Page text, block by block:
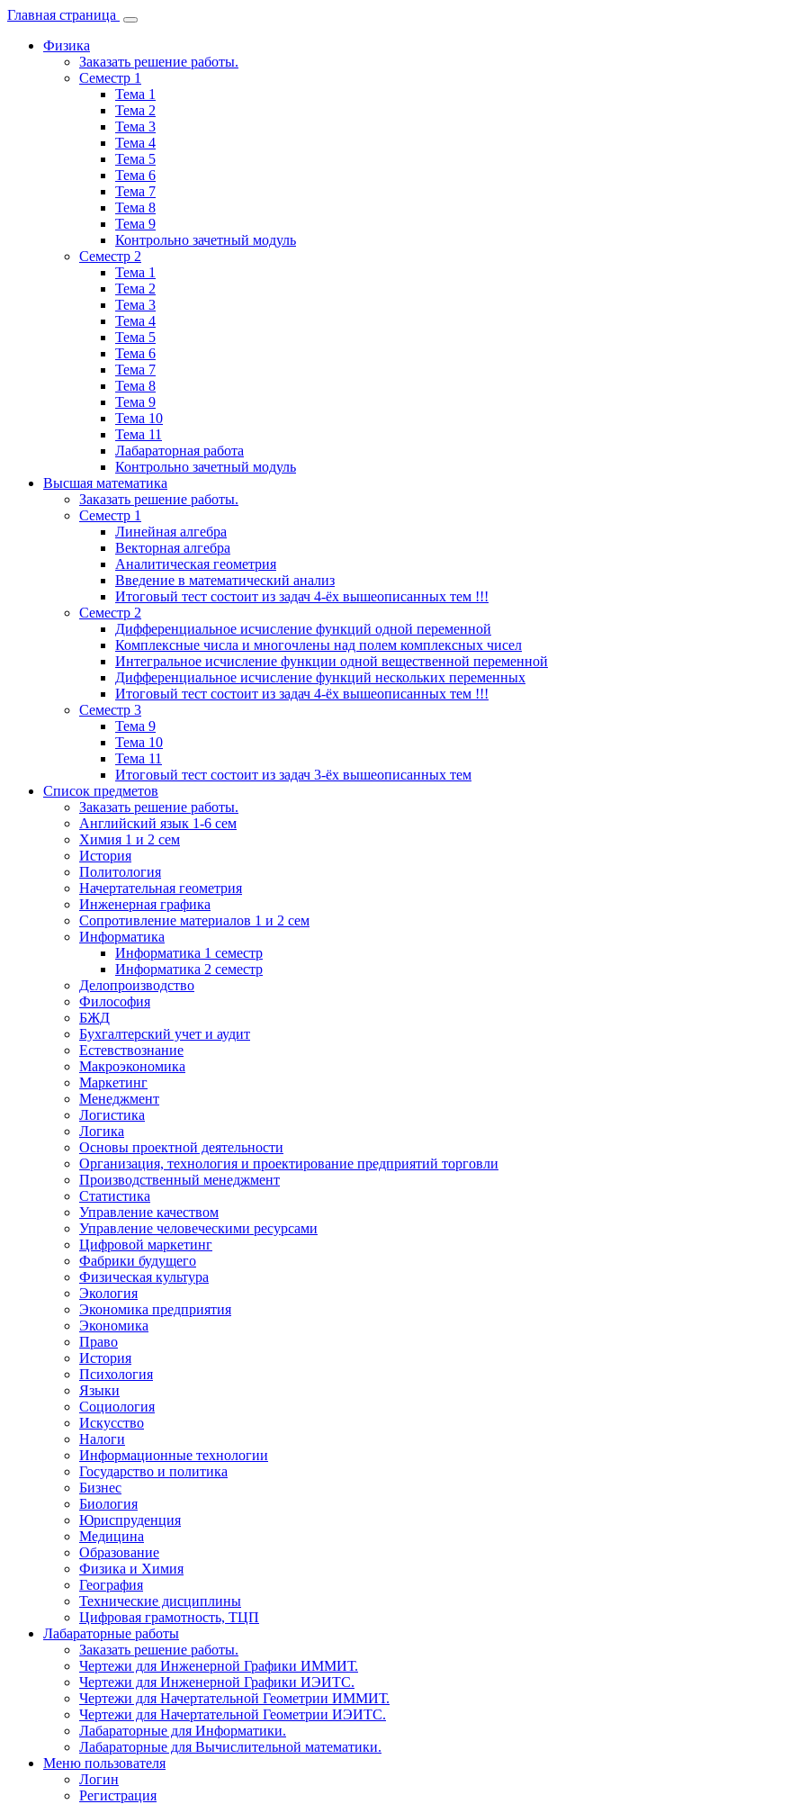
Главная страница
Физика
Заказать решение работы.
Семестр 1
Тема 1
Тема 2
Тема 3
Тема 4
Тема 5
Тема 6
Тема 7
Тема 8
Тема 9
Контрольно зачетный модуль
Семестр 2
Тема 1
Тема 2
Тема 3
Тема 4
Тема 5
Тема 6
Тема 7
Тема 8
Тема 9
Тема 10
Тема 11
Лабараторная работа
Контрольно зачетный модуль
Высшая математика
Заказать решение работы.
Семестр 1
Линейная алгебра
Векторная алгебра
Аналитическая геометрия
Введение в математический анализ
Итоговый тест состоит из задач 4-ёх вышеописанных тем !!!
Семестр 2
Дифференциальное исчисление функций одной переменной
Комплексные числа и многочлены над полем комплексных чисел
Интегральное исчисление функции одной вещественной переменной
Дифференциальное исчисление функций нескольких переменных
Итоговый тест состоит из задач 4-ёх вышеописанных тем !!!
Семестр 3
Тема 9
Тема 10
Тема 11
Итоговый тест состоит из задач 3-ёх вышеописанных тем
Список предметов
Заказать решение работы.
Английский язык 1-6 сем
Химия 1 и 2 сем
История
Политология
Начертательная геометрия
Инженерная графика
Сопротивление материалов 1 и 2 сем
Информатика
Информатика 1 семестр
Информатика 2 семестр
Делопроизводство
Философия
БЖД
Бухгалтерский учет и аудит
Естевствознание
Макроэкономика
Маркетинг
Менеджмент
Логистика
Логика
Основы проектной деятельности
Организация, технология и проектирование предприятий торговли
Производственный менеджмент
Статистика
Управление качеством
Управление человеческими ресурсами
Цифровой маркетинг
Фабрики будущего
Физическая культура
Экология
Экономика предприятия
Экономика
Право
История
Психология
Языки
Социология
Искусство
Налоги
Информационные технологии
Государство и политика
Бизнес
Биология
Юриспруденция
Медицина
Образование
Физика и Химия
География
Технические дисциплины
Цифровая грамотность, ТЦП
Лабараторные работы
Заказать решение работы.
Чертежи для Инженерной Графики ИММИТ.
Чертежи для Инженерной Графики ИЭИТС.
Чертежи для Начертательной Геометрии ИММИТ.
Чертежи для Начертательной Геометрии ИЭИТС.
Лабараторные для Информатики.
Лабараторные для Вычислительной математики.
Меню пользователя
Логин
Регистрация